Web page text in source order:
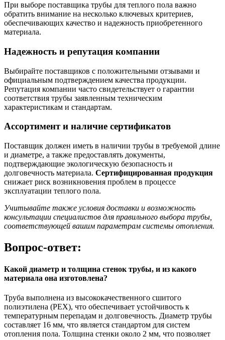
При выборе поставщика трубы для теплого пола важно
обратить внимание на несколько ключевых критериев,
обеспечивающих качество и надежность приобретенного
материала.
Надежность и репутация компании
Выбирайте поставщиков с положительными отзывами и
официальным подтверждением качества продукции.
Репутация компании часто свидетельствует о гарантии
соответствия трубы заявленным техническим
характеристикам и стандартам.
Ассортимент и наличие сертификатов
Поставщик должен иметь в наличии трубы в требуемой длине
и диаметре, а также предоставлять документы,
подтверждающие экологическую безопасность и
долговечность материала. Сертифицированная продукция
снижает риск возникновения проблем в процессе
эксплуатации теплого пола.
Учитывайте также условия доставки и возможность
консультации специалистов для правильного выбора трубы,
соответствующей вашим параметрам системы отопления.
Вопрос-ответ:
Какой диаметр и толщина стенок трубы, и из какого
материала она изготовлена?
Труба выполнена из высококачественного сшитого
полиэтилена (PEX), что обеспечивает устойчивость к
температурным перепадам и долговечность. Диаметр трубы
составляет 16 мм, что является стандартом для систем
отопления пола. Толщина стенки около 2 мм, что позволяет